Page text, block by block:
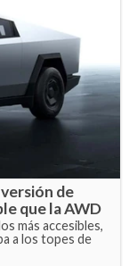
de
que la AWD
más accesibles,
a los topes de